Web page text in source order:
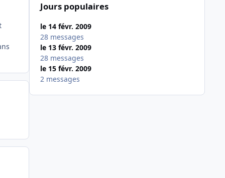
Jours populaires
le 14 févr. 2009
28 messages
le 13 févr. 2009
28 messages
le 15 févr. 2009
2 messages